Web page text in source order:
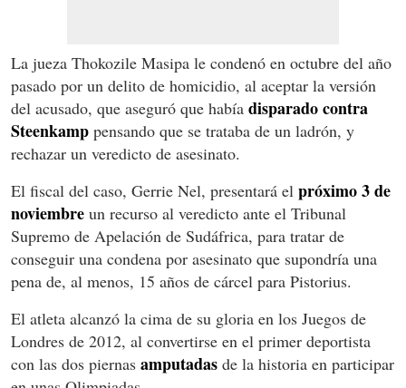
La jueza Thokozile Masipa le condenó en octubre del año
pasado por un delito de homicidio, al aceptar la versión
del acusado, que aseguró que había disparado contra
Steenkamp pensando que se trataba de un ladrón, y
rechazar un veredicto de asesinato.
El fiscal del caso, Gerrie Nel, presentará el próximo 3 de
noviembre un recurso al veredicto ante el Tribunal
Supremo de Apelación de Sudáfrica, para tratar de
conseguir una condena por asesinato que supondría una
pena de, al menos, 15 años de cárcel para Pistorius.
El atleta alcanzó la cima de su gloria en los Juegos de
Londres de 2012, al convertirse en el primer deportista
con las dos piernas amputadas de la historia en participar